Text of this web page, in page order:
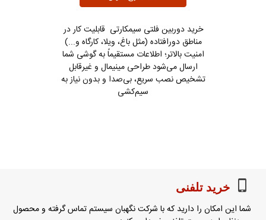
خرید دوربین فلتی سیمکارتی قابلیت کار در
مناطق دورافتاده (مثل باغ، ویلا، کارگاه و...)
امنیت بالاتر؛ اطلاعات مستقیماً به گوشی شما
ارسال می‌شود طراحی مینیمال و غیرقابل
تشخیص نصب سریع، بی‌صدا و بدون نیاز به
سیم‌کشی
خرید تلفنی
شما این امکان را دارید که با شرکت نگهبان سیستم تماس گرفته و محصول